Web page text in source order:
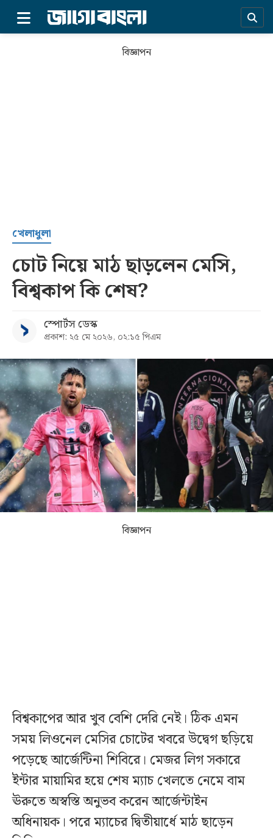
সর্বশেষ
বিভাগ
আর্কাইভ
কনভার্টার
বিজ্ঞাপন
খেলাধুলা
চোট নিয়ে মাঠ ছাড়লেন মেসি,
বিশ্বকাপ কি শেষ?
স্পোর্টস ডেস্ক
প্রকাশ: ২৫ মে ২০২৬, ০২:১৫ পিএম
বিজ্ঞাপন
বিশ্বকাপের আর খুব বেশি দেরি নেই। ঠিক এমন
সময় লিওনেল মেসির চোটের খবরে উদ্বেগ ছড়িয়ে
পড়েছে আর্জেন্টিনা শিবিরে। মেজর লিগ সকারে
ইন্টার মায়ামির হয়ে শেষ ম্যাচ খেলতে নেমে বাম
ঊরুতে অস্বস্তি অনুভব করেন আর্জেন্টাইন
অধিনায়ক। পরে ম্যাচের দ্বিতীয়ার্ধে মাঠ ছাড়েন